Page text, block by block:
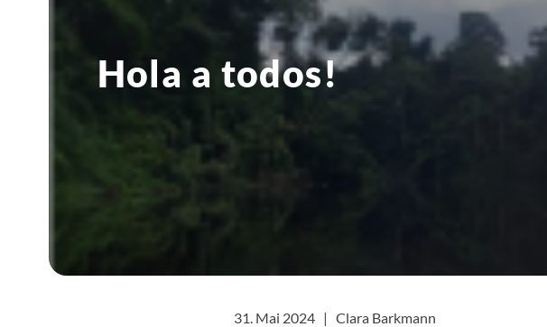
Hola a todos!
31. Mai 2024 | Clara Barkmann